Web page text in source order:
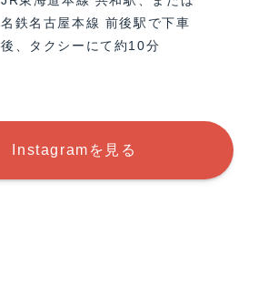
名鉄名古屋本線 前後駅で下車
後、タクシーにて約10分
Instagramを見る